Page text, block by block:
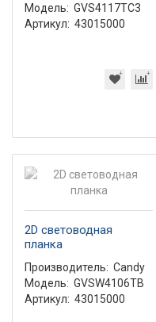
Модель: GVS4117TC3
Артикул: 43015000
2D световодная
планка
Производитель: Candy
Модель: GVSW4106TB
Артикул: 43015000